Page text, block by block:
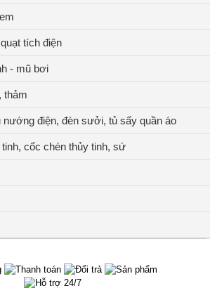
tích điện
- mũ bơi
thảm
nướng điện, đèn sưởi, tủ sấy quần áo
cốc chén thủy tinh, sứ